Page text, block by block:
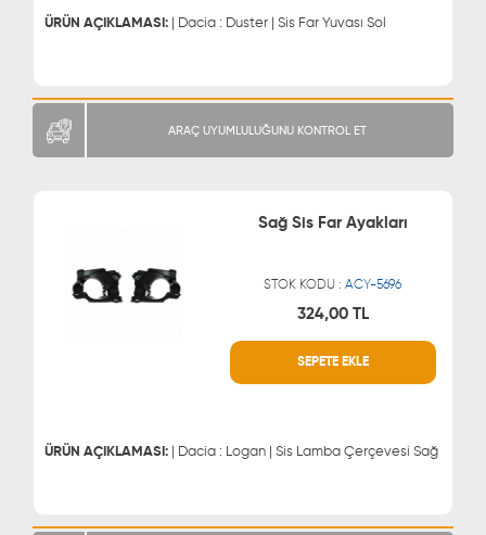
ÜRÜN AÇIKLAMASI: | Dacia : Duster | Sis Far Yuvası Sol
ARAÇ UYUMLULUĞUNU KONTROL ET
Sağ Sis Far Ayakları
STOK KODU :ACY-5696
324,00 TL
SEPETE EKLE
ÜRÜN AÇIKLAMASI: | Dacia : Logan | Sis Lamba Çerçevesi Sağ
MÜŞTERİ HİZMETLERİ